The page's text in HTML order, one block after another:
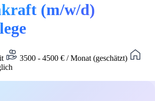
(m/w/d)
3500 - 4500 € / Monat (geschätzt)